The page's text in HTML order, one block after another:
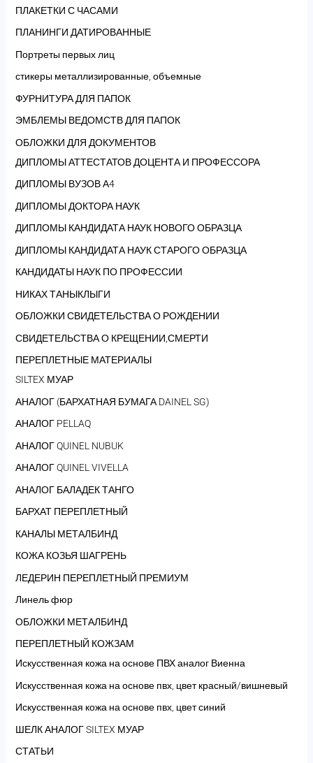
ПЛАКЕТКИ С ЧАСАМИ
ПЛАНИНГИ ДАТИРОВАННЫЕ
Портреты первых лиц
стикеры металлизированные, объемные
ФУРНИТУРА ДЛЯ ПАПОК
ЭМБЛЕМЫ ВЕДОМСТВ ДЛЯ ПАПОК
ОБЛОЖКИ ДЛЯ ДОКУМЕНТОВ
ДИПЛОМЫ АТТЕСТАТОВ ДОЦЕНТА И ПРОФЕССОРА
ДИПЛОМЫ ВУЗОВ А4
ДИПЛОМЫ ДОКТОРА НАУК
ДИПЛОМЫ КАНДИДАТА НАУК НОВОГО ОБРАЗЦА
ДИПЛОМЫ КАНДИДАТА НАУК СТАРОГО ОБРАЗЦА
КАНДИДАТЫ НАУК ПО ПРОФЕССИИ
НИКАХ ТАНЫКЛЫГИ
ОБЛОЖКИ СВИДЕТЕЛЬСТВА О РОЖДЕНИИ
СВИДЕТЕЛЬСТВА О КРЕЩЕНИИ,СМЕРТИ
ПЕРЕПЛЕТНЫЕ МАТЕРИАЛЫ
SILTEX МУАР
АНАЛОГ (БАРХАТНАЯ БУМАГА DAINEL SG)
АНАЛОГ PELLAQ
АНАЛОГ QUINEL NUBUK
АНАЛОГ QUINEL VIVELLA
АНАЛОГ БАЛАДЕК ТАНГО
БАРХАТ ПЕРЕПЛЕТНЫЙ
КАНАЛЫ МЕТАЛБИНД
КОЖА КОЗЬЯ ШАГРЕНЬ
ЛЕДЕРИН ПЕРЕПЛЕТНЫЙ ПРЕМИУМ
Линель фюр
ОБЛОЖКИ МЕТАЛБИНД
ПЕРЕПЛЕТНЫЙ КОЖЗАМ
Искусственная кожа на основе ПВХ аналог Виенна
Искусственная кожа на основе пвх, цвет красный/вишневый
Искусственная кожа на основе пвх, цвет синий
ШЕЛК АНАЛОГ SILTEX МУАР
СТАТЬИ